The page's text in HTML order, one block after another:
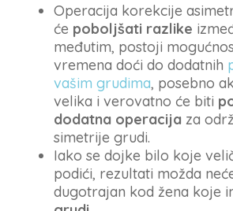
Operacija korekcije
će poboljšati razlike
međutim, postoji
vremena doći do dodatnih
vašim grudima, posebno
velika i verovatno će biti
dodatna operacija za
simetrije grudi.
Iako se dojke bilo koje
podići, rezultati možda
dugotrajan kod žena koje